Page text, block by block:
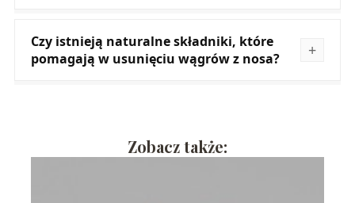
Czy istnieją naturalne składniki, które
pomagają w usunięciu wągrów z nosa?
Zobacz także: